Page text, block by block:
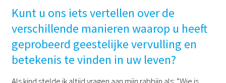
Kunt u ons iets vertellen over de
verschillende manieren waarop u heeft
geprobeerd geestelijke vervulling en
betekenis te vinden in uw leven?